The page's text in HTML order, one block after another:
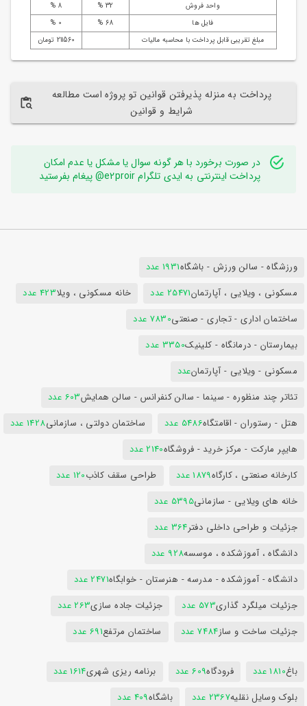
واحد فروش
32 %
8 %
فایل ها
68 %
0 %
مبلغ تقریبی قابل پرداخت با محاسبه مالیات
211560 تومان
پرداخت به منزله پذیرفتن قوانین تو پروژه است مطالعه
شرایط و قوانین
در صورت برخورد با هر گونه سوال یا مشکل یا عدم امکان
پرداخت اینترنتی به ایدی تلگرام e2proir@ پیغام بفرستید
ورزشگاه - سالن ورزش - باشگاه1931 عدد
مسکونی ، ویلایی ، آپارتمان25471 عدد خانه مسکونی ، ویلا423 عدد
ساختمان اداری - تجاری - صنعتی7830 عدد
بیمارستان - درمانگاه - کلینیک3350 عدد
مسکونی - ویلایی - آپارتمانعدد
تئاتر چند منظوره - سینما - سالن کنفرانس - سالن همایش603 عدد
هتل - رستوران - اقامتگاه5486 عدد ساختمان دولتی ، سازمانی1428 عدد
هایپر مارکت - مرکز خرید - فروشگاه2140 عدد
کارخانه صنعتی ، کارگاه1879 عدد طراحی سقف کاذب120 عدد
خانه های ویلایی - سازمانی5395 عدد
جزئیات و طراحی داخلی دفتر364 عدد
دانشگاه ، آموزشکده ، موسسه928 عدد
دانشگاه - آموزشکده - مدرسه - هنرستان - خوابگاه2471 عدد
جزئیات میلگرد گذاری573 عدد جزئیات جاده سازی263 عدد
جزئیات ساخت و ساز7484 عدد ساختمان مرتفع691 عدد
باغ1810 عدد فرودگاه609 عدد برنامه ریزی شهری1614 عدد
بلوک وسایل نقلیه2367 عدد باشگاه409 عدد